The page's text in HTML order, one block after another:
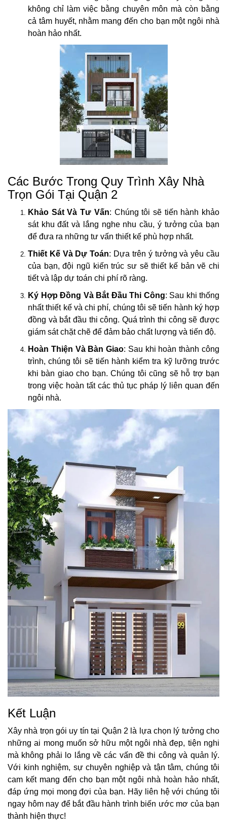
không chỉ làm việc bằng chuyên môn mà còn bằng
cả tâm huyết, nhằm mang đến cho bạn một ngôi nhà
hoàn hảo nhất.
Các Bước Trong Quy Trình Xây Nhà
Trọn Gói Tại Quận 2
Khảo Sát Và Tư Vấn: Chúng tôi sẽ tiến hành khảo
sát khu đất và lắng nghe nhu cầu, ý tưởng của bạn
để đưa ra những tư vấn thiết kế phù hợp nhất.
Thiết Kế Và Dự Toán: Dựa trên ý tưởng và yêu cầu
của bạn, đội ngũ kiến trúc sư sẽ thiết kế bản vẽ chi
tiết và lập dự toán chi phí rõ ràng.
Ký Hợp Đồng Và Bắt Đầu Thi Công: Sau khi thống
nhất thiết kế và chi phí, chúng tôi sẽ tiến hành ký hợp
đồng và bắt đầu thi công. Quá trình thi công sẽ được
giám sát chặt chẽ để đảm bảo chất lượng và tiến độ.
Hoàn Thiện Và Bàn Giao: Sau khi hoàn thành công
trình, chúng tôi sẽ tiến hành kiểm tra kỹ lưỡng trước
khi bàn giao cho bạn. Chúng tôi cũng sẽ hỗ trợ bạn
trong việc hoàn tất các thủ tục pháp lý liên quan đến
ngôi nhà.
Kết Luận
Xây nhà trọn gói uy tín tại Quận 2 là lựa chọn lý tưởng cho
những ai mong muốn sở hữu một ngôi nhà đẹp, tiện nghi
mà không phải lo lắng về các vấn đề thi công và quản lý.
Với kinh nghiệm, sự chuyên nghiệp và tận tâm, chúng tôi
cam kết mang đến cho bạn một ngôi nhà hoàn hảo nhất,
đáp ứng mọi mong đợi của bạn. Hãy liên hệ với chúng tôi
ngay hôm nay để bắt đầu hành trình biến ước mơ của bạn
thành hiện thực!